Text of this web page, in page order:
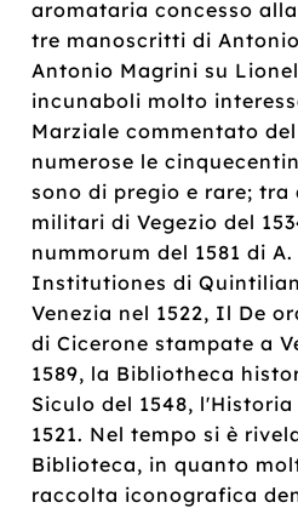
aromataria concesso
tre manoscritti di
Antonio Magrini su
incunaboli molto
Marziale commentato
numerose le
sono di pregio e rare; tra
militari di Vegezio del
nummorum del 1581 di
Institutiones di
Venezia nel 1522, Il De
di Cicerone stampate a
1589, la Bibliotheca
Siculo del 1548,
1521. Nel tempo si è
Biblioteca, in quanto
raccolta iconografica